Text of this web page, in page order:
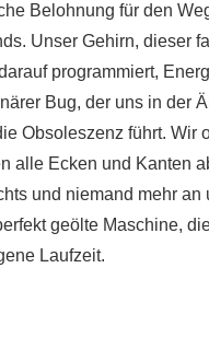
Belohnung für den
Unser Gehirn, dieser
programmiert,
Bug, der uns in der
Obsoleszenz führt. Wir
alle Ecken und Kanten
und niemand mehr an
geölte Maschine,
Laufzeit.